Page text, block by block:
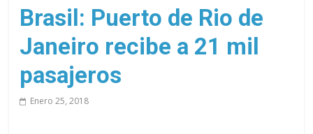
de
cruceros
solo
sitio
Brasil: Puerto de Rio de
Janeiro recibe a 21 mil
pasajeros
Enero 25, 2018